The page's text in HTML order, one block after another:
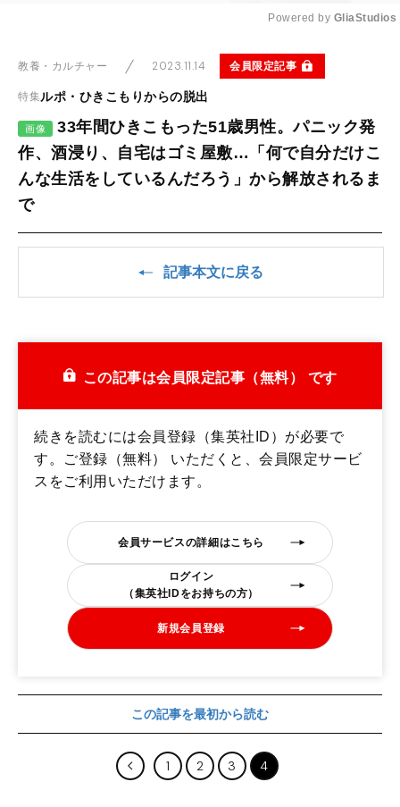
Powered by GliaStudios
教養・カルチャー 2023.11.14 会員限定記事
特集ルポ・ひきこもりからの脱出
画像
33年間ひきこもった51歳男性。パニック発
作、酒浸り、自宅はゴミ屋敷…「何で自分だけこ
んな生活をしているんだろう」から解放されるま
で
記事本文に戻る
この記事は会員限定記事（無料） です
続きを読むには会員登録（集英社ID）が必要で
す。ご登録（無料） いただくと、会員限定サービ
スをご利用いただけます。
会員サービスの詳細はこちら
ログイン
（集英社IDをお持ちの方）
新規会員登録
この記事を最初から読む
1 2 3 4